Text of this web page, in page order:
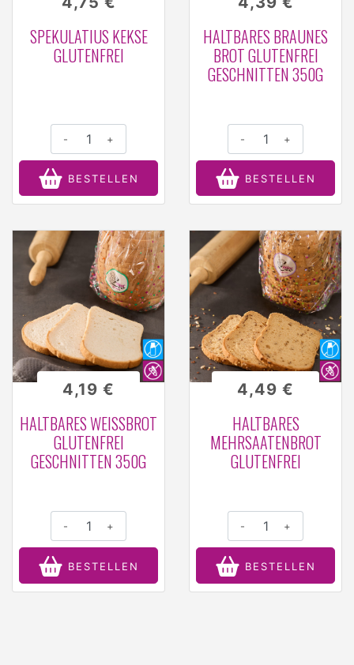
SPEKULATIUS KEKSE
GLUTENFREI
- +
BESTELLEN
HALTBARES BRAUNES
BROT GLUTENFREI
GESCHNITTEN 350G
- +
BESTELLEN
HALTBARES WEISSBROT G
LUTENFREI G
ESCHNITTEN 350G
4,19 €
- +
BESTELLEN
HALTBARES
MEHRSAATENBROT
GLUTENFREI
4,49 €
- +
BESTELLEN